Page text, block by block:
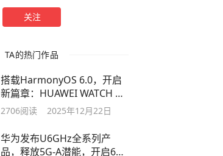
关注
TA的热门作品
搭载HarmonyOS 6.0，开启
新篇章：HUAWEI WATCH 十
周年款正式发布
2706阅读 2025年12月22日
华为发布U6GHz全系列产
品，释放5G-A潜能，开启6G